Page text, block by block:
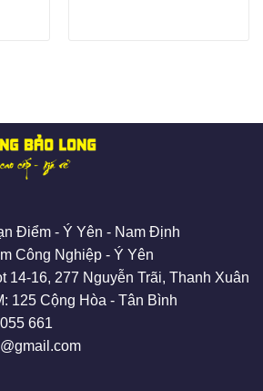
Điểm - Ý Yên - Nam Định
Công Nghiệp - Ý Yên
14-16, 277 Nguyễn Trãi, Thanh Xuân
125 Cộng Hòa - Tân Bình
661